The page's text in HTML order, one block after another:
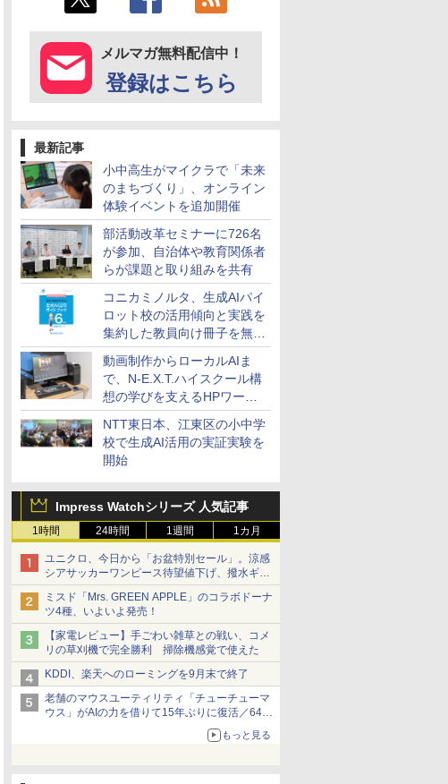
メルマガ無料配信中！
登録はこちら
最新記事
小中高生がマイクラで「未来
のまちづくり」、オンライン
体験イベントを追加開催
部活動改革セミナーに726名
が参加、自治体や教育関係者
らが課題と取り組みを共有
コニカミノルタ、生成AIパイ
ロット校の活用傾向と実践を
集約した教員向け冊子を無料
公開
動画制作からローカルAIま
で、N-E.X.T.ハイスクール構
想の学びを支えるHPワーク
ステーション
NTT東日本、江東区の小中学
校で生成AI活用の実証実験を
開始
Impress Watchシリーズ 人気記事
1時間 24時間 1週間 1カ月
ユニクロ、今日から「お盆特別セール」。涼感
シアサッカーワンピース待望値下げ、撥水ギア
ショーツは1990円に
ミスド「Mrs. GREEN APPLE」のコラボドーナ
ツ4種、いよいよ発売！
【家電レビュー】手ごわい雑草との戦い、コメ
リの草刈機で完全勝利 掃除機感覚で使えた
KDDI、楽天へのローミングを9月末で終了
老舗のマウスユーティリティ「チューチューマ
ウス」がAIの力を借りて15年ぶりに復活／64bit
化、Windows 10/11、「Chrome」も走り回
る。復活記念で2026年末まで500円
もっと見る